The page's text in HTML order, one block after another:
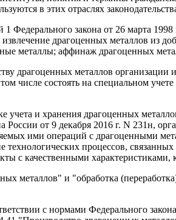
в этих отраслях
1 Федерального закона от 26 марта
драгоценных металлов из
металлы; аффинаж драгоценных
драгоценных металлов
числе состоять на специальном
и хранения драгоценных
от 9 декабря 2016 г. N 231н,
ими операций с драгоценными
технологических процессов,
с качественными
металлов" и "обработка
с нормами Федерального